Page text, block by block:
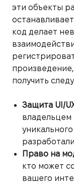
эти объекты
код делает
получить
Защита UI/
владельцем
Право на
кто может
вашего